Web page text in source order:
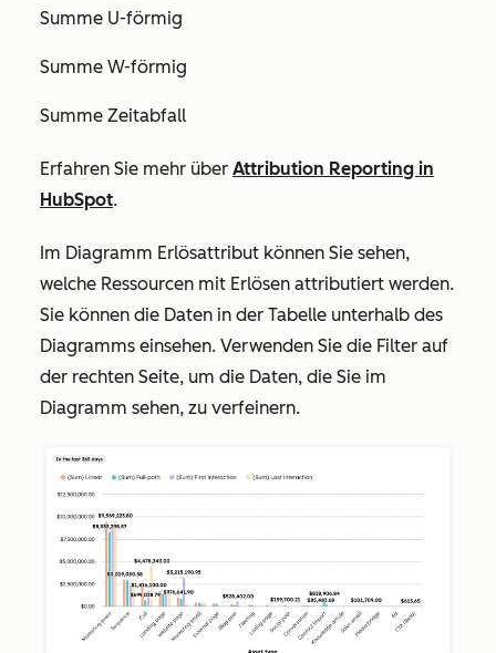
Summe U-förmig
Summe W-förmig
Summe Zeitabfall
Erfahren Sie mehr über Attribution Reporting in
HubSpot.
Im Diagramm Erlösattribut können Sie sehen,
welche Ressourcen mit Erlösen attributiert werden.
Sie können die Daten in der Tabelle unterhalb des
Diagramms einsehen. Verwenden Sie die Filter auf
der rechten Seite, um die Daten, die Sie im
Diagramm sehen, zu verfeinern.